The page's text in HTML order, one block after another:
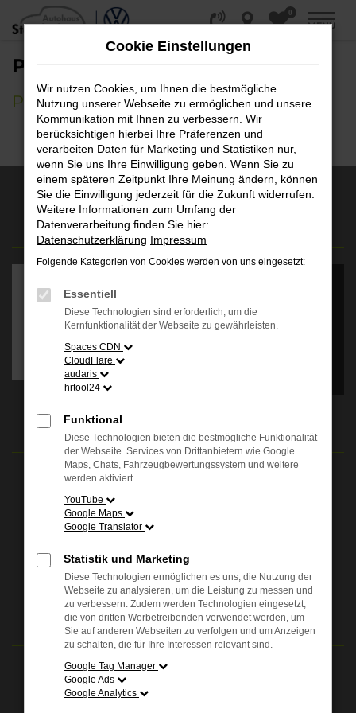
Zum
Hauptinhalt
0
MENÜ
PHOTOVOLTAIK ONLINE SHOP
PV-ANLAGE
AUSZEICHNUNGEN
Es wird versucht, Inhalte
von
Daten an Dritte
weitergegeben werden.
ÖFFNUNGSZEITEN
Mo. - Fr.: 07.00 - 18.00 Uhr
Sa.: 09.00 - 13.00 Uhr
24H NOTDIENSTNUMMER
Bielefeld (Jöllenbecker Straße)
NOTFALLNUMMER
Cookie Einstellungen
Wir nutzen Cookies, um Ihnen die bestmögliche
Nutzung unserer Webseite zu ermöglichen und unsere
Kommunikation mit Ihnen zu verbessern. Wir
berücksichtigen hierbei Ihre Präferenzen und
verarbeiten Daten für Marketing und Statistiken nur,
wenn Sie uns Ihre Einwilligung geben. Wenn Sie zu
einem späteren Zeitpunkt Ihre Meinung ändern, können
Sie die Einwilligung jederzeit für die Zukunft widerrufen.
Weitere Informationen zum Umfang der
Datenverarbeitung finden Sie hier:
Datenschutzerklärung Impressum
Folgende Kategorien von Cookies werden von uns eingesetzt:
Essentiell
Diese Technologien sind erforderlich, um die
Kernfunktionalität der Webseite zu gewährleisten.
Spaces CDN
CloudFlare
audaris
hrtool24
Funktional
Diese Technologien bieten die bestmögliche Funktionalität
der Webseite. Services von Drittanbietern wie Google
Maps, Chats, Fahrzeugbewertungssystem und weitere
werden aktiviert.
YouTube
Google Maps
Google Translator
Statistik und Marketing
Diese Technologien ermöglichen es uns, die Nutzung der
Webseite zu analysieren, um die Leistung zu messen und
zu verbessern. Zudem werden Technologien eingesetzt,
die von dritten Werbetreibenden verwendet werden, um
Sie auf anderen Webseiten zu verfolgen und um Anzeigen
zu schalten, die für Ihre Interessen relevant sind.
Google Tag Manager
Google Ads
Google Analytics